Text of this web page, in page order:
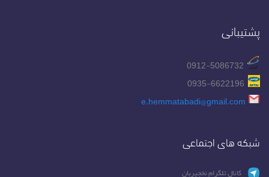
پشتیبانی
e.hemmatabadi@gmail.com
شبکه های اجتماعی
کانال تلگرام نخجیربان